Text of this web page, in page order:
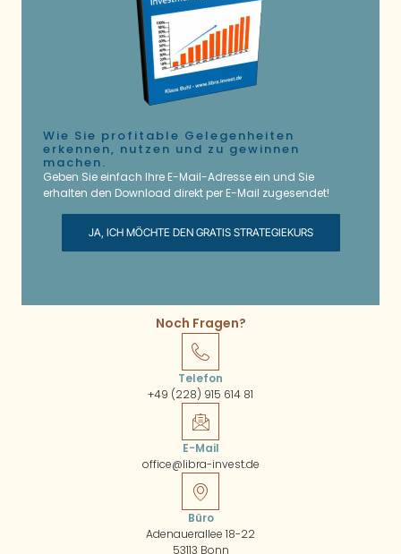
Wie Sie profitable Gelegenheiten
erkennen, nutzen und zu gewinnen
machen.
Geben Sie einfach Ihre E-Mail-Adresse ein und Sie
erhalten den Download direkt per E-Mail zugesendet!
JA, ICH MÖCHTE DEN GRATIS STRATEGIEKURS
Noch Fragen?
Telefon
+49 (228) 915 614 81
E-Mail
office@libra-invest.de
Büro
Adenauerallee 18-22
53113 Bonn